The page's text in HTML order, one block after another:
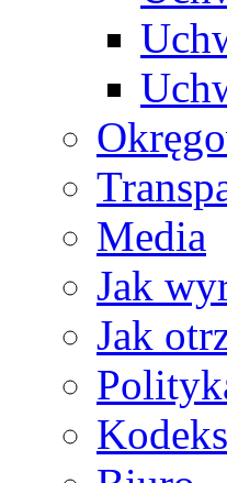
Media
Jak
Jak